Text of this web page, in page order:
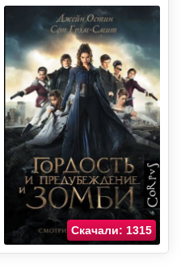
Скачали: 1315